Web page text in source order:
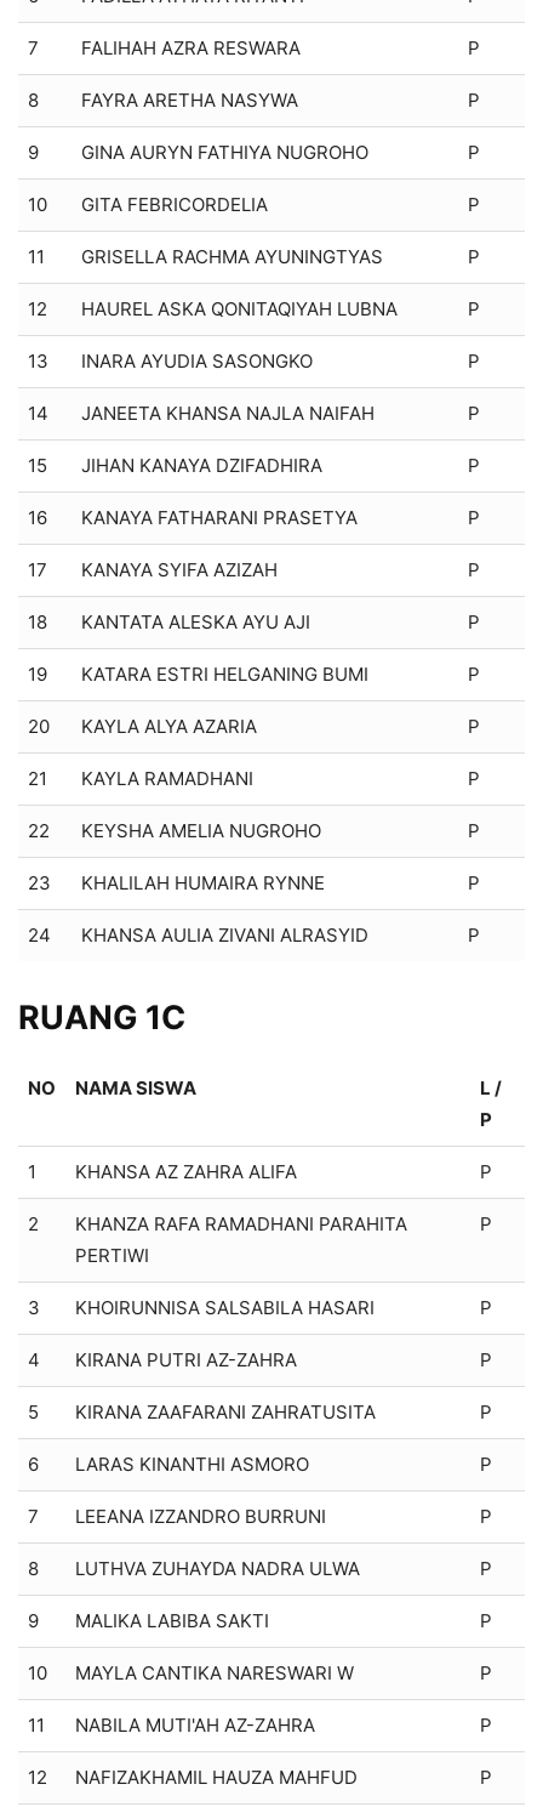
7 FALIHAH AZRA RESWARA P
8 FAYRA ARETHA NASYWA P
9 GINA AURYN FATHIYA NUGROHO P
10 GITA FEBRICORDELIA P
11 GRISELLA RACHMA AYUNINGTYAS P
12 HAUREL ASKA QONITAQIYAH LUBNA P
13 INARA AYUDIA SASONGKO P
14 JANEETA KHANSA NAJLA NAIFAH P
15 JIHAN KANAYA DZIFADHIRA P
16 KANAYA FATHARANI PRASETYA P
17 KANAYA SYIFA AZIZAH P
18 KANTATA ALESKA AYU AJI P
19 KATARA ESTRI HELGANING BUMI P
20 KAYLA ALYA AZARIA P
21 KAYLA RAMADHANI P
22 KEYSHA AMELIA NUGROHO P
23 KHALILAH HUMAIRA RYNNE P
24 KHANSA AULIA ZIVANI ALRASYID P
RUANG 1C
NO NAMA SISWA
L /
P
1 KHANSA AZ ZAHRA ALIFA P
2
KHANZA RAFA RAMADHANI PARAHITA
PERTIWI
P
3 KHOIRUNNISA SALSABILA HASARI P
4 KIRANA PUTRI AZ-ZAHRA P
5 KIRANA ZAAFARANI ZAHRATUSITA P
6 LARAS KINANTHI ASMORO P
7 LEEANA IZZANDRO BURRUNI P
8 LUTHVA ZUHAYDA NADRA ULWA P
9 MALIKA LABIBA SAKTI P
10 MAYLA CANTIKA NARESWARI W P
11 NABILA MUTI'AH AZ-ZAHRA P
12 NAFIZAKHAMIL HAUZA MAHFUD P